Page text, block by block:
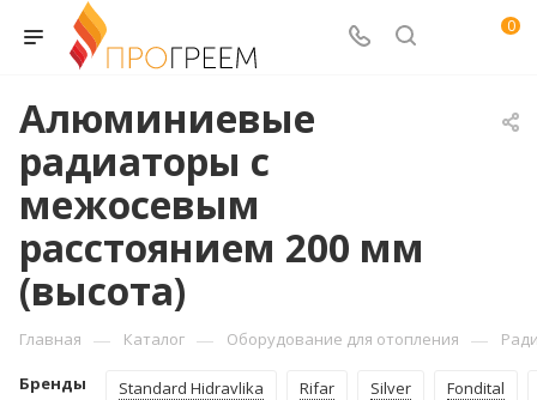
0
Алюминиевые
радиаторы с
межосевым
расстоянием 200 мм
(высота)
Главная — Каталог — Оборудование для отопления —
Бренды Standard Hidravlika Rifar Silver Fondital